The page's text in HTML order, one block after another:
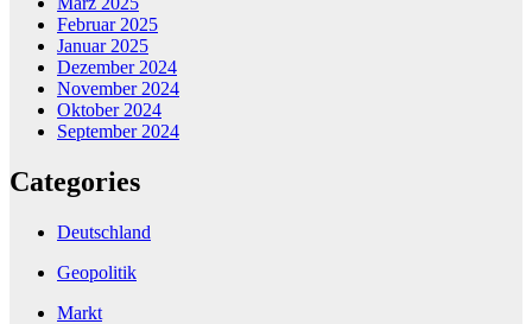
Februar 2025
Januar 2025
Dezember 2024
November 2024
Oktober 2024
September 2024
Categories
Deutschland
Geopolitik
Markt